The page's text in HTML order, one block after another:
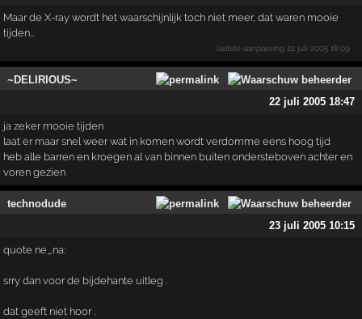
Maar de X-ray wordt het waarschijnlijk toch niet meer, dat waren mooie
tijden...
laatste aanpassing 22 juli 2005 18:09
~DELIRIOUS~
22 juli 2005 18:47
ja zeker mooie tijden
laat er maar snel weer wat in komen wordt verdomme eens hoog tijd
heb alle barren en kroegen al van binnen buiten ondersteboven achter en
voren gezien
technodude
23 juli 2005 10:15
quote ne_na:
srry dan voor de bijdehante uitleg .
dat geeft niet hoor .